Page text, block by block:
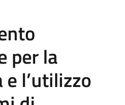
per la
l’utilizzo